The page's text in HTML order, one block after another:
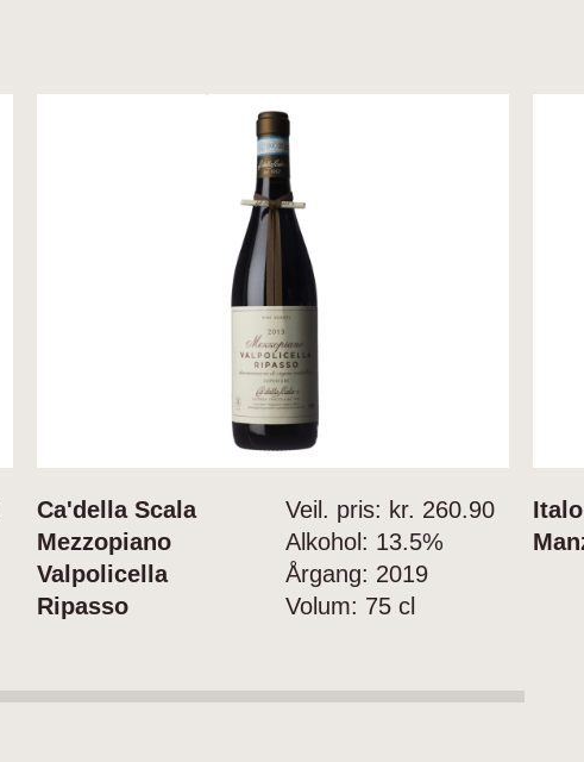
Ca'della Scala
Mezzopiano
Valpolicella
Ripasso
Veil. pris: kr. 260.90
Alkohol: 13.5%
Årgang: 2019
Volum: 75 cl